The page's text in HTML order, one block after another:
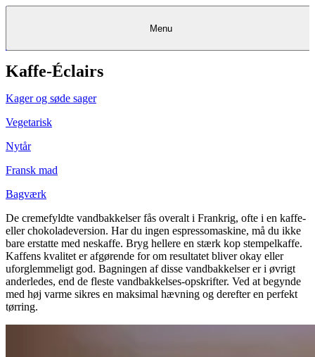
KantineKantine
FrokostordningFrokostordning
Catering
Catering
MadkurserMadkurser
& Teambuilding
Opskrifter
RestauranterRestauranter
Bagerier
Foodservice
DetailDetailDetail
Projekter
rådgivning
KøbKøbgavekort
KundeserviceKundeservice
Menu
Kaffe-Éclairs
Kager og søde sager
Vegetarisk
Nytår
Fransk mad
Bagværk
De cremefyldte vandbakkelser fås overalt i Frankrig, ofte i en kaffe-
eller chokoladeversion. Har du ingen espressomaskine, må du ikke
bare erstatte med neskaffe. Bryg hellere en stærk kop stempelkaffe.
Kaffens kvalitet er afgørende for om resultatet bliver okay eller
uforglemmeligt god. Bagningen af disse vandbakkelser er i øvrigt
anderledes, end de fleste vandbakkelses-opskrifter. Ved at begynde
med høj varme sikres en maksimal hævning og derefter en perfekt
tørring.